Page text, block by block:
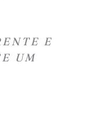
E
UM